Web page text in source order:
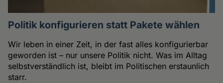
Politik konfigurieren statt Pakete wählen
Wir leben in einer Zeit, in der fast alles konfigurierbar
geworden ist – nur unsere Politik nicht. Was im Alltag
selbstverständlich ist, bleibt im Politischen erstaunlich
starr.